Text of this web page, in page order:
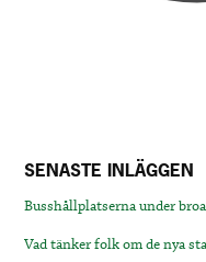
SENASTE INLÄGGEN
Busshållplatserna under
Vad tänker folk om de nya